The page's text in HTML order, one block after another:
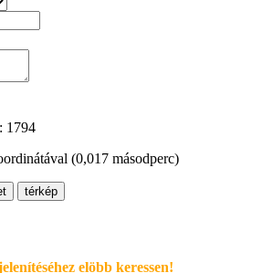
1794
(0,017 másodperc)
térkép
elöbb keressen!